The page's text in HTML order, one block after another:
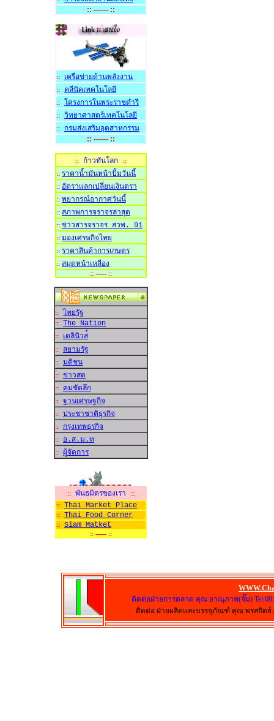
:: ------ ::
:: เครือข่ายด้านพลังงาน
:: คลีนิคเทคโนโลย
:: โครงการในพระราชดำรี
:: วิทยาศาสตร์เทคโนโลยี
::
กรมส่งเสริมอุตสาหกรรม
:: ------ ::
:: ก้าวทันโลก
::
:: ราคาน้ำมันหน้าปั้มวันนี้
:: อัตราแลกเปลี่ยนเงินตรา
:: พยากรณ์อากาศวันนี้
:: สภาพการจราจรล่าสุด
:: ข่าวสารจราจร สวพ. 91
:: มองเศรษกิจไทย
:: ราคาสินค้าการเกษตร
:: สมุดหน้าเหลือง
:: ------ ::
:: ไทยรัฐ
:: The Nation
:: เดลินิวส
:: สยามรัฐ
:: มติชน
:: ข่าวสด
:: คมชัดลึก
:: ฐานเศรษฐกิจ
:: ประชาชาติธุรกิจ
:: กรุงเทพธุรกิจ
:: อ.ส.ม.ท
:: ผู้จัดการ
:: พันธมิตรของเรา
::
::
Thai Market Place
:: Thai Food Corner
:: Siam Matket
:: ------ ::
ติดต่อฝ่ายการตลาด คุณ อาณุภาพ(จั๊ม) Tel:081-
ติดต่อ ฝ่ายผลิตและบรรจุภัณฑ์ คุณ พรสถิตย์ (เ